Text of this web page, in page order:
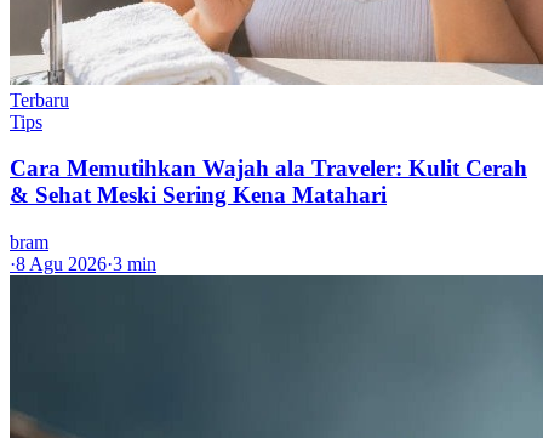
Terbaru
Tips
Cara Memutihkan Wajah ala Traveler: Kulit Cerah
& Sehat Meski Sering Kena Matahari
bram
·8 Agu 2026·3 min